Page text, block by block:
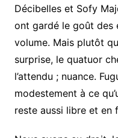
Décibelles et Sofy
ont gardé le goût des
volume. Mais plutôt
surprise, le quatuor
l’attendu ; nuance.
modestement à ce
reste aussi libre et en